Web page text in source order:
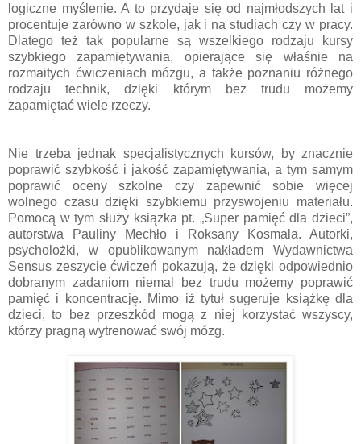
logiczne myślenie. A to przydaje się od najmłodszych lat i
procentuje zarówno w szkole, jak i na studiach czy w pracy.
Dlatego też tak popularne są wszelkiego rodzaju kursy
szybkiego zapamiętywania, opierające się właśnie na
rozmaitych ćwiczeniach mózgu, a także poznaniu różnego
rodzaju technik, dzięki którym bez trudu możemy
zapamiętać wiele rzeczy.
Nie trzeba jednak specjalistycznych kursów, by znacznie
poprawić szybkość i jakość zapamiętywania, a tym samym
poprawić oceny szkolne czy zapewnić sobie więcej
wolnego czasu dzięki szybkiemu przyswojeniu materiału.
Pomocą w tym służy książka pt. „Super pamięć dla dzieci”,
autorstwa Pauliny Mechło i Roksany Kosmala. Autorki,
psycholożki, w opublikowanym nakładem Wydawnictwa
Sensus zeszycie ćwiczeń pokazują, że dzięki odpowiednio
dobranym zadaniom niemal bez trudu możemy poprawić
pamięć i koncentrację. Mimo iż tytuł sugeruje książkę dla
dzieci, to bez przeszkód mogą z niej korzystać wszyscy,
którzy pragną wytrenować swój mózg.